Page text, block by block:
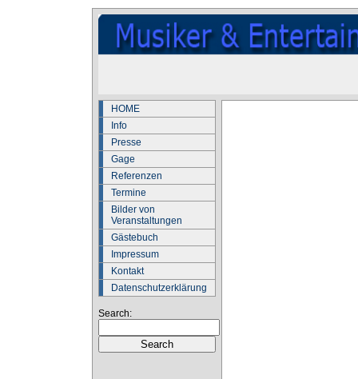
HOME
Info
Presse
Gage
Referenzen
Termine
Bilder von
Veranstaltungen
Gästebuch
Impressum
Kontakt
Datenschutzerklärung
Search: